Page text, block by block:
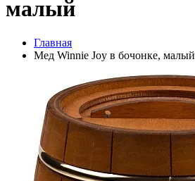
малый
Главная
Мед Winnie Joy в бочонке, малый